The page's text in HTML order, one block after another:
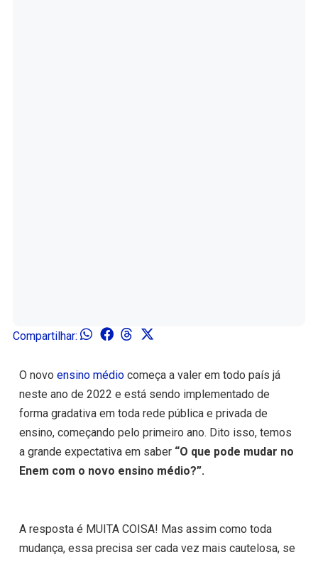
Compartilhar:
O novo ensino médiocomeça a valer em todo país já
neste ano de 2022 e está sendo implementado de
forma gradativa em toda rede pública e privada de
ensino, começando pelo primeiro ano. Dito isso, temos
a grande expectativa em saber “O que pode mudar no
Enem com o novo ensino médio?”.
A resposta é MUITA COISA! Mas assim como toda
mudança, essa precisa ser cada vez mais cautelosa, se